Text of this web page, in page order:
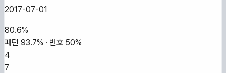
2017-07-01
80.6%
패턴 93.7% · 번호 50%
4
7